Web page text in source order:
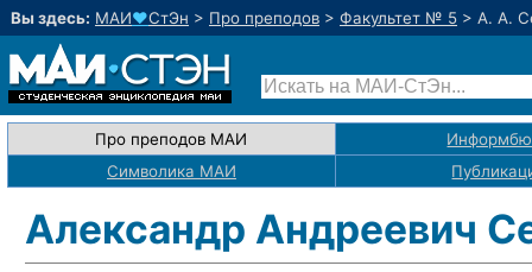
Вы здесь: МАИ♥СтЭн > Про преподов > Факультет № 5 > А. А.
Про преподов МАИ
Символика МАИ
Александр Андреевич